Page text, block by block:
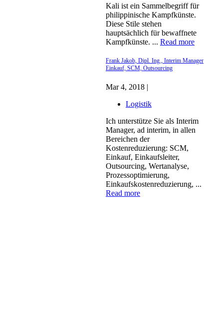
Kali ist ein Sammelbegriff für
philippinische Kampfkünste.
Diese Stile stehen
hauptsächlich für bewaffnete
Kampfkünste. ... Read more
Frank Jakob, Dipl. Ing., Interim Manager
Einkauf, SCM, Outsourcing
Mar 4, 2018 |
Logistik
Ich unterstütze Sie als Interim
Manager, ad interim, in allen
Bereichen der
Kostenreduzierung: SCM,
Einkauf, Einkaufsleiter,
Outsourcing, Wertanalyse,
Prozessoptimierung,
Einkaufskostenreduzierung, ...
Read more